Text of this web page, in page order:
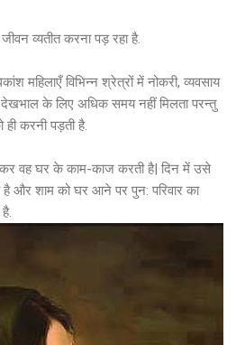
व्यतीत करना पड़ रहा है.
महिलाएँ विभिन्न श्रेत्रों में नोकरी, व्यवसाय
देखभाल के लिए अधिक समय नहीं मिलता परन्तु
ही करनी पड़ती है.
वह घर के काम-काज करती है| दिन में उसे
है और शाम को घर आने पर पुन: परिवार का